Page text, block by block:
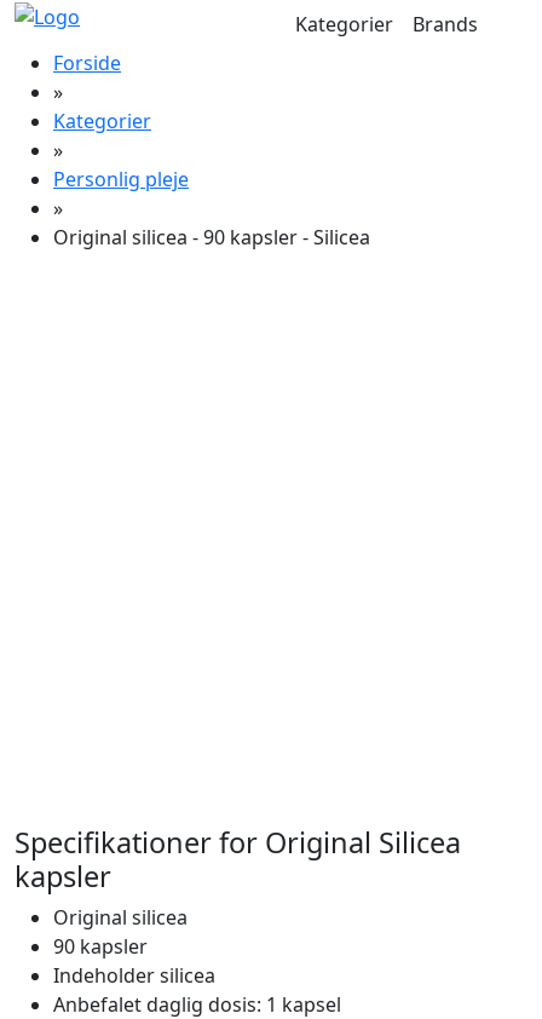
Kategorier
Brands
Forside
»
Kategorier
»
Personlig pleje
»
Original silicea - 90 kapsler - Silicea
Specifikationer for Original Silicea
kapsler
Original silicea
90 kapsler
Indeholder silicea
Anbefalet daglig dosis: 1 kapsel